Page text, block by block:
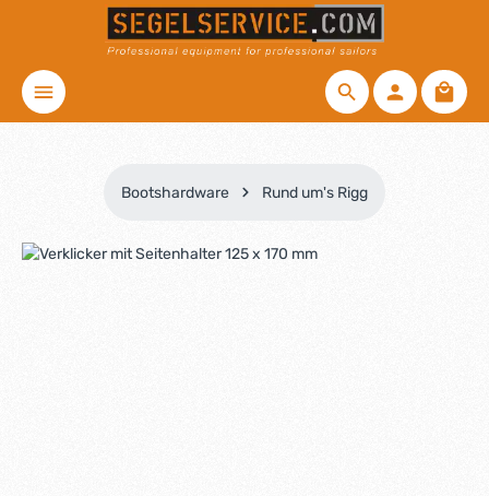
Zum Hauptinhalt springen
Bootshardware Rund um's Rigg
Bildergalerie überspringen